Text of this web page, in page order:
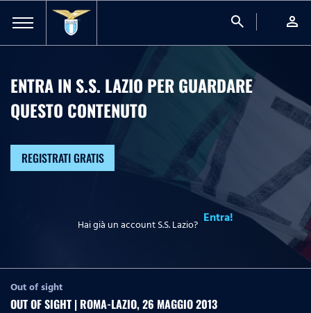
search person
ENTRA IN S.S. LAZIO PER GUARDARE
QUESTO CONTENUTO
REGISTRATI GRATIS
Hai già un account S.S. Lazio? Entra!
Out of sight
OUT OF SIGHT | ROMA-LAZIO, 26 MAGGIO 2013